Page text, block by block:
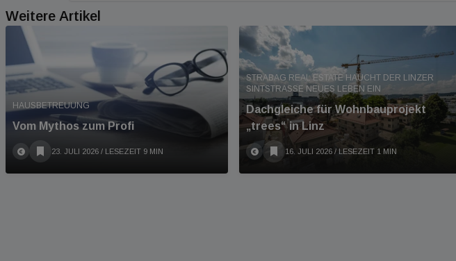
Weitere Artikel
HAUSBETREUUNG
Vom Mythos zum Profi
23. JULI 2026 / LESEZEIT 9 MIN
STRABAG REAL ESTATE HAUCHT DER LINZER
SINTSTRASSE NEUES LEBEN EIN
Dachgleiche für Wohnbauprojekt
„trees“ in Linz
16. JULI 2026 / LESEZEIT 1 MIN